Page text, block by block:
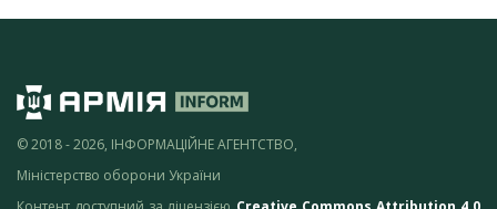
© 2018 - 2026, ІНФОРМАЦІЙНЕ АГЕНТСТВО,
Міністерство оборони України